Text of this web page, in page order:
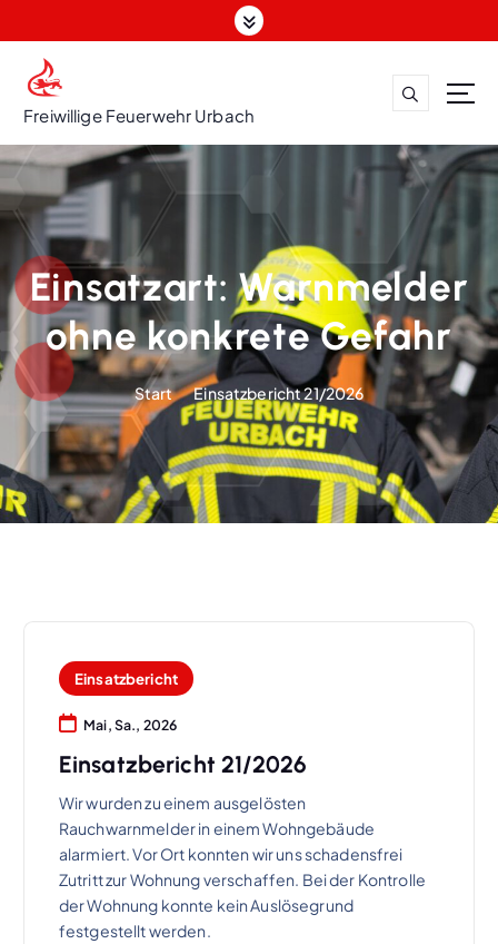
u
a
l
t
i
g
Freiwillige Feuerwehr Urbach
Einsatzart:Warnmelder
ohne konkrete Gefahr
Start Einsatzbericht 21/2026
Einsatzbericht
Mai, Sa., 2026
Einsatzbericht 21/2026
Wir wurden zu einem ausgelösten
Rauchwarnmelder in einem Wohngebäude
alarmiert. Vor Ort konnten wir uns schadensfrei
Zutritt zur Wohnung verschaffen. Bei der Kontrolle
der Wohnung konnte kein Auslösegrund
festgestellt werden.